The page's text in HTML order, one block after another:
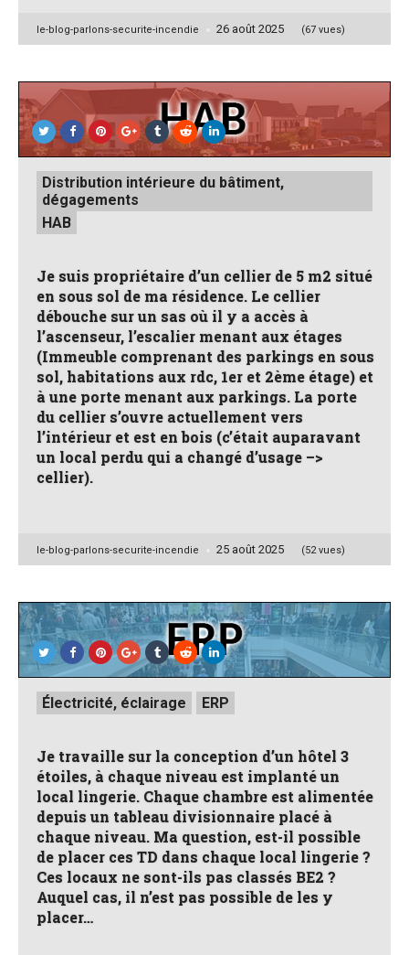
Posted
le-blog-parlons-securite-incendie 26 août 2025 (67 vues)
Posted
inDistribution intérieure du bâtiment,
dégagements
HAB
Je suis propriétaire d’un cellier de 5 m2 situé
en sous sol de ma résidence. Le cellier
débouche sur un sas où il y a accès à
l’ascenseur, l’escalier menant aux étages
(Immeuble comprenant des parkings en sous
sol, habitations aux rdc, 1er et 2ème étage) et
à une porte menant aux parkings. La porte
du cellier s’ouvre actuellement vers
l’intérieur et est en bois (c’était auparavant
un local perdu qui a changé d’usage –>
cellier).
Posted
le-blog-parlons-securite-incendie 25 août 2025 (52 vues)
Posted
inÉlectricité, éclairage ERP
Je travaille sur la conception d’un hôtel 3
étoiles, à chaque niveau est implanté un
local lingerie. Chaque chambre est alimentée
depuis un tableau divisionnaire placé à
chaque niveau. Ma question, est-il possible
de placer ces TD dans chaque local lingerie ?
Ces locaux ne sont-ils pas classés BE2 ?
Auquel cas, il n’est pas possible de les y
placer…